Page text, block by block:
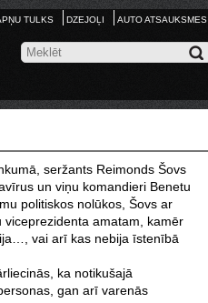
TULKS DZEJOĻI AUTO ATSAUKSMES
seržants Reimonds Šovs
un viņu komandieri Benetu
politiskos nolūkos, Šovs ar
amatam, kamēr
vai arī kas nebija īstenībā
ka notikušajā
gan arī varenās